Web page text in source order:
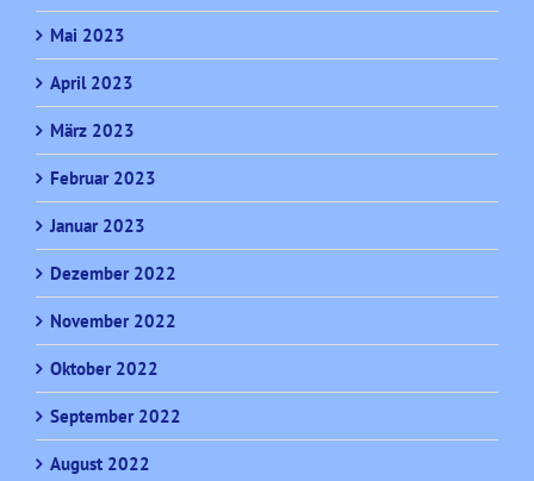
Mai 2023
April 2023
März 2023
Februar 2023
Januar 2023
Dezember 2022
November 2022
Oktober 2022
September 2022
August 2022